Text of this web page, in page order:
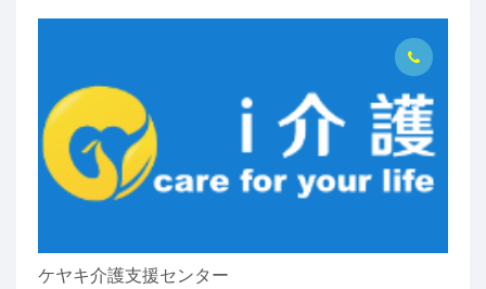
ケヤキ介護支援センター